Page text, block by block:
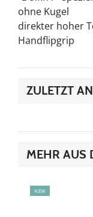
ohne Kugel
direkter hoher
Handflipgrip
ZULETZT
MEHR AUS
NEW